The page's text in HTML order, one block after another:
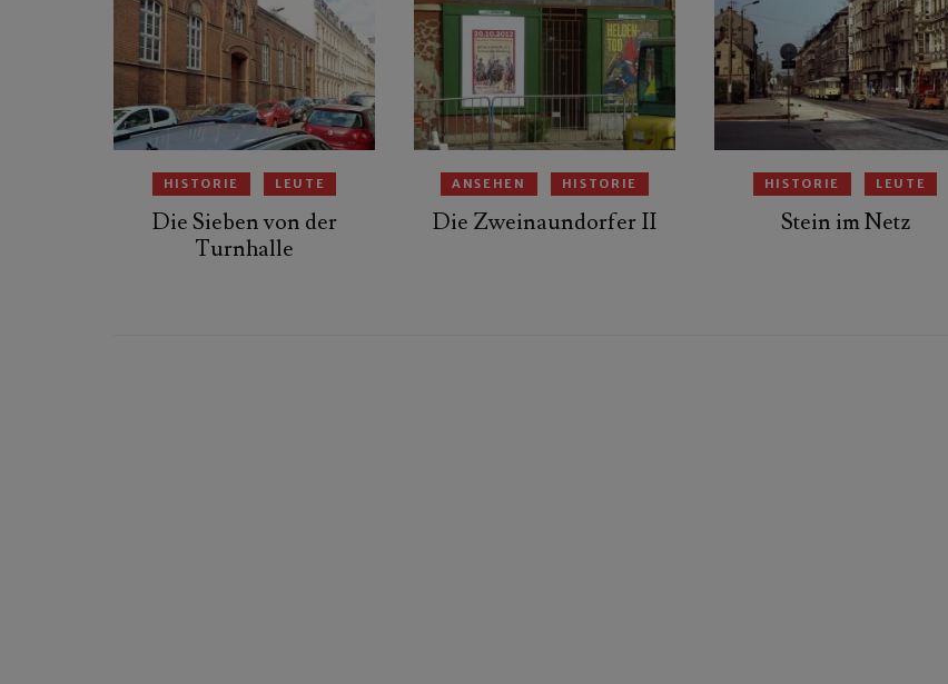
HISTORIE LEUTE
Die Sieben von der
Turnhalle
ANSEHEN HISTORIE
Die Zweinaundorfer II
HISTORIE LEUTE
Stein im Netz